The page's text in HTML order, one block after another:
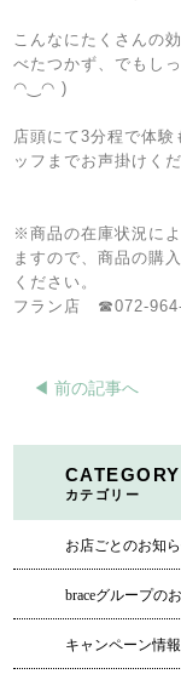
こんなにたくさんの
べたつかず、でもし
◠‿◠ )
店頭にて3分程で体
ッフまでお声掛けく
※商品の在庫状況に
ますので、商品の購
ください。
フラン店 ☎072-
◀︎ 前の記事へ
CATEGORY
カテゴリー
お店ごとのお知
braceグループの
キャンペーン情報